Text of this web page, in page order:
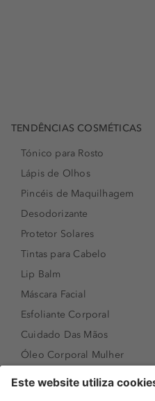
TENDÊNCIAS COSMÉTICAS
Tónico para Rosto
Lápis de Olhos
Pincéis de Maquilhagem
Desodorizante
Protetor Solares
Tintas para Cabelo
Lip Balm
Máscara Facial
Esfoliante Corporal
Cuidado Das Mãos
Óleo Corporal Mulher